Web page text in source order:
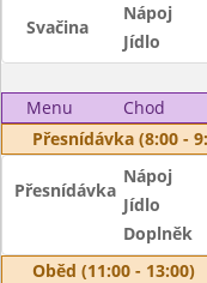
Svačina
Nápoj
Jídlo
Menu Chod
Přesnídávka (8:00 -
Přesnídávka
Nápoj
Jídlo
Doplněk
Oběd (11:00 - 13:00)